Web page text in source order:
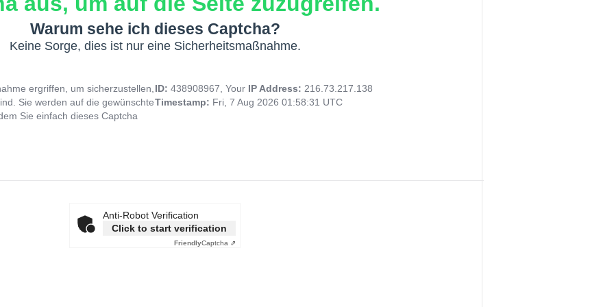
Warum sehe ich dieses Captcha?
Keine Sorge, dies ist nur eine Sicherheitsmaßnahme.
ergriffen, um sicherzustellen,
Sie werden auf die gewünschte
Sie einfach dieses Captcha
ID: 438908967, Your IP Address: 216.73.217.138
Timestamp: Fri, 7 Aug 2026 01:58:31 UTC
Anti-Robot Verification
Click to start verification
FriendlyCaptcha ⇗